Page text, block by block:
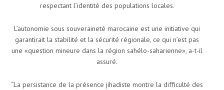
respectant l’identité des populations locales.
L’autonomie sous souveraineté marocaine est une initiative qui
garantirait la stabilité et la sécurité régionale, ce qui n’est pas
une «question mineure dans la région sahélo-saharienne», a-t-il
assuré.
“La persistance de la présence jihadiste montre la difficulté des